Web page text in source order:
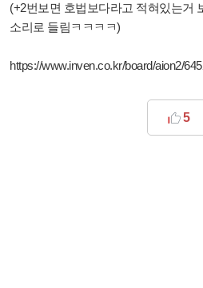
(+2번보면 호법보다라고 적혀있는거
소리로 들림ㅋㅋㅋㅋ)
https://www.inven.co.kr/board/aion2/
5